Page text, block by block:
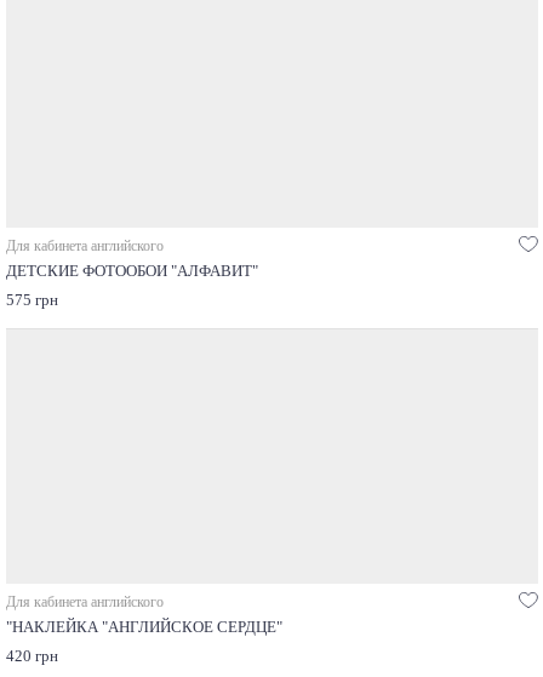
Для кабинета английского
ДЕТСКИЕ ФОТООБОИ "АЛФАВИТ"
575 грн
Для кабинета английского
"НАКЛЕЙКА "АНГЛИЙСКОЕ СЕРДЦЕ"
420 грн